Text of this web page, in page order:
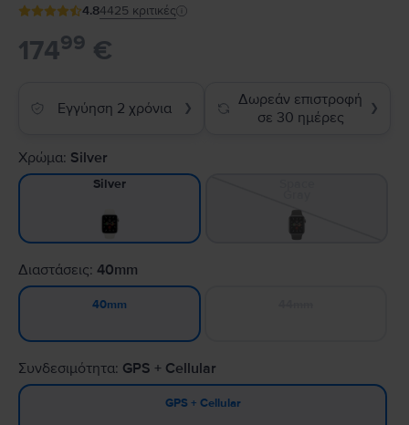
4.84425 κριτικές
17499 €
Εγγύηση 2 χρόνια ❯
Δωρεάν επιστροφή
σε 30 ημέρες
❯
Χρώμα: Silver
Silver
Διαστάσεις: 40mm
40mm
Συνδεσιμότητα: GPS + Cellular
GPS + Cellular